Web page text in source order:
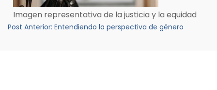
Imagen representativa de la justicia y la equidad
Navegación
Post Anterior: Entendiendo la perspectiva de género